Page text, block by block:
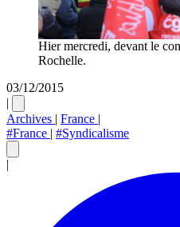
Hier mercredi, devant le
Rochelle.
03/12/2015
|
Archives | France |
#France | #Syndicalisme
|